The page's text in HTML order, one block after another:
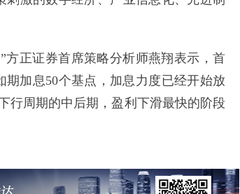
正证券首席策略分析师燕翔表示，首
期加息50个基点，加息力度已经开始放
行周期的中后期，盈利下滑最快的阶段